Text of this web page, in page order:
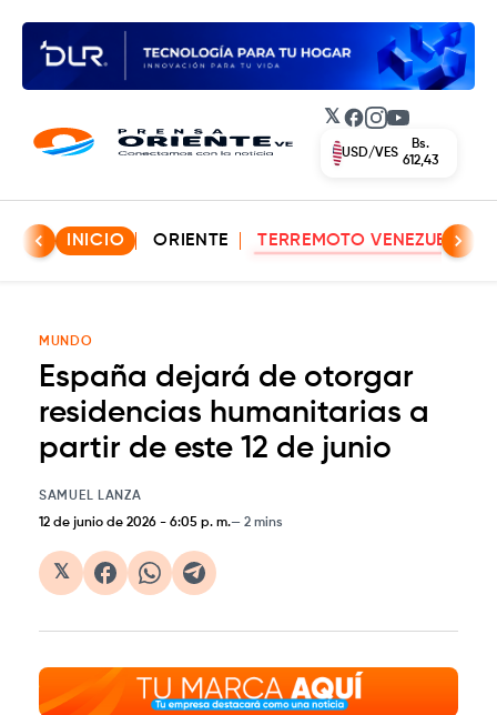
𝕏 Facebook
Instagram
YouTube
EUR/VES
Bs.
702,42
INICIO ORIENTE TERREMOTO VENEZUELA
MUNDO
España dejará de otorgar
residencias humanitarias a
partir de este 12 de junio
SAMUEL LANZA
12 de junio de 2026 - 6:05 p. m. 2 mins
𝕏